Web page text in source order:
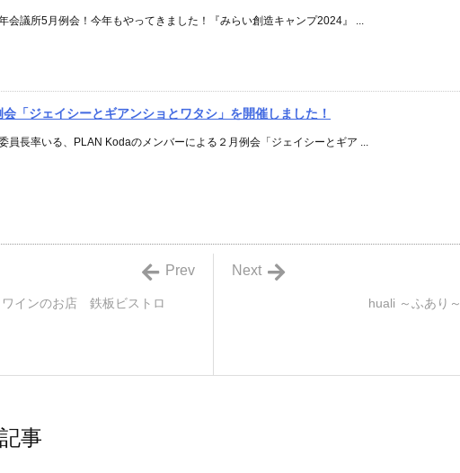
会議所5月例会！今年もやってきました！『みらい創造キャンプ2024』 ...
会「ジェイシーとギアンショとワタシ」を開催しました！
員長率いる、PLAN Kodaのメンバーによる２月例会「ジェイシーとギア ...
huali ～ふあり～
Next
ワインのお店 鉄板ビストロ
Prev
事